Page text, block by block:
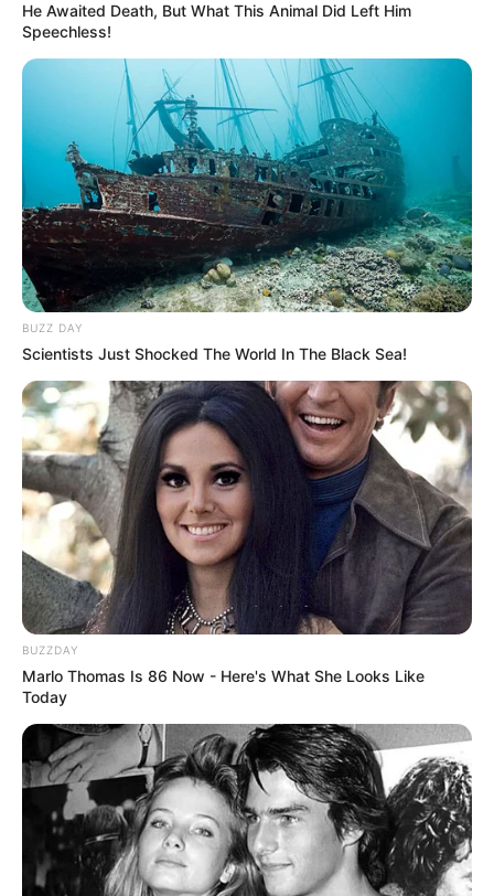
He Awaited Death, But What This Animal Did Left Him
Speechless!
BUZZ DAY
Scientists Just Shocked The World In The Black Sea!
BUZZDAY
Marlo Thomas Is 86 Now - Here's What She Looks Like
Today